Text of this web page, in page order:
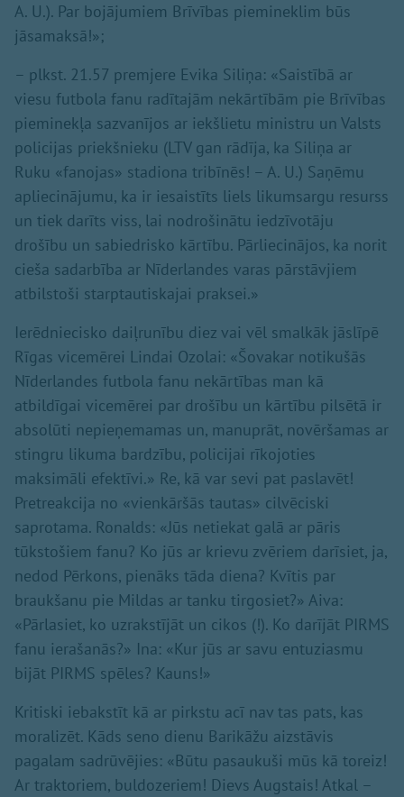
A. U.). Par bojājumiem Brīvības piemineklim būs
jāsamaksā!»;
– plkst. 21.57 premjere Evika Siliņa: «Saistībā ar
viesu futbola fanu radītajām nekārtībām pie Brīvības
pieminekļa sazvanījos ar iekšlietu ministru un Valsts
policijas priekšnieku (LTV gan rādīja, ka Siliņa ar
Ruku «fanojas» stadiona tribīnēs! – A. U.) Saņēmu
apliecinājumu, ka ir iesaistīts liels likumsargu resurss
un tiek darīts viss, lai nodrošinātu iedzīvotāju
drošību un sabiedrisko kārtību. Pārliecinājos, ka norit
cieša sadarbība ar Nīderlandes varas pārstāvjiem
atbilstoši starptautiskajai praksei.»
Ierēdniecisko daiļrunību diez vai vēl smalkāk jāslīpē
Rīgas vicemērei Lindai Ozolai: «Šovakar notikušās
Nīderlandes futbola fanu nekārtības man kā
atbildīgai vicemērei par drošību un kārtību pilsētā ir
absolūti nepieņemamas un, manuprāt, novēršamas ar
stingru likuma bardzību, policijai rīkojoties
maksimāli efektīvi.» Re, kā var sevi pat paslavēt!
Pretreakcija no «vienkāršās tautas» cilvēciski
saprotama. Ronalds: «Jūs netiekat galā ar pāris
tūkstošiem fanu? Ko jūs ar krievu zvēriem darīsiet, ja,
nedod Pērkons, pienāks tāda diena? Kvītis par
braukšanu pie Mildas ar tanku tirgosiet?» Aiva:
«Pārlasiet, ko uzrakstījāt un cikos (!). Ko darījāt PIRMS
fanu ierašanās?» Ina: «Kur jūs ar savu entuziasmu
bijāt PIRMS spēles? Kauns!»
Kritiski iebakstīt kā ar pirkstu acī nav tas pats, kas
moralizēt. Kāds seno dienu Barikāžu aizstāvis
pagalam sadrūvējies: «Būtu pasaukuši mūs kā toreiz!
Ar traktoriem, buldozeriem! Dievs Augstais! Atkal –